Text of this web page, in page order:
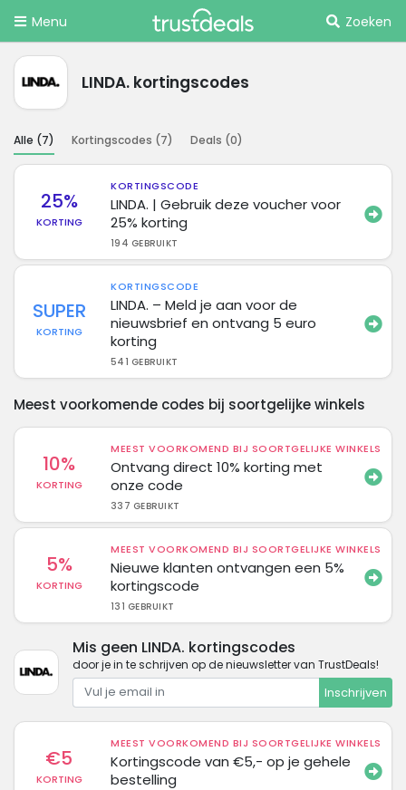
Menu Zoeken
LINDA. kortingscodes
Alle (7) Kortingscodes (7) Deals (0)
25%
KORTING
KORTINGSCODE
LINDA. | Gebruik deze voucher voor
25% korting
194 GEBRUIKT
SUPER
KORTING
KORTINGSCODE
LINDA. – Meld je aan voor de
nieuwsbrief en ontvang 5 euro
korting
541 GEBRUIKT
Meest voorkomende codes bij soortgelijke winkels
10%
KORTING
MEEST VOORKOMEND BIJ SOORTGELIJKE WINKELS
Ontvang direct 10% korting met
onze code
337 GEBRUIKT
5%
KORTING
MEEST VOORKOMEND BIJ SOORTGELIJKE WINKELS
Nieuwe klanten ontvangen een 5%
kortingscode
131 GEBRUIKT
Mis geen LINDA. kortingscodes
door je in te schrijven op de nieuwsletter van TrustDeals!
Inschrijven
€5
KORTING
MEEST VOORKOMEND BIJ SOORTGELIJKE WINKELS
Kortingscode van €5,- op je gehele
bestelling